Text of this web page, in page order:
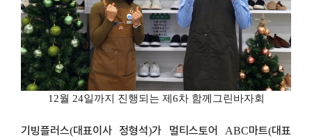
12월 24일까지 진행되는 제 6차 함께그린바자회
기빙플러스(대표이사 정형석)가 멀티스토어ABC마트(대표